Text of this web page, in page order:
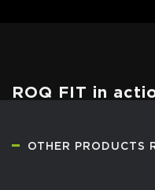
ROQ FIT in
OTHER PRODUCTS